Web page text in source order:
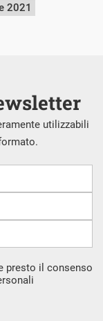
2021
utilizzabili
presto il consenso